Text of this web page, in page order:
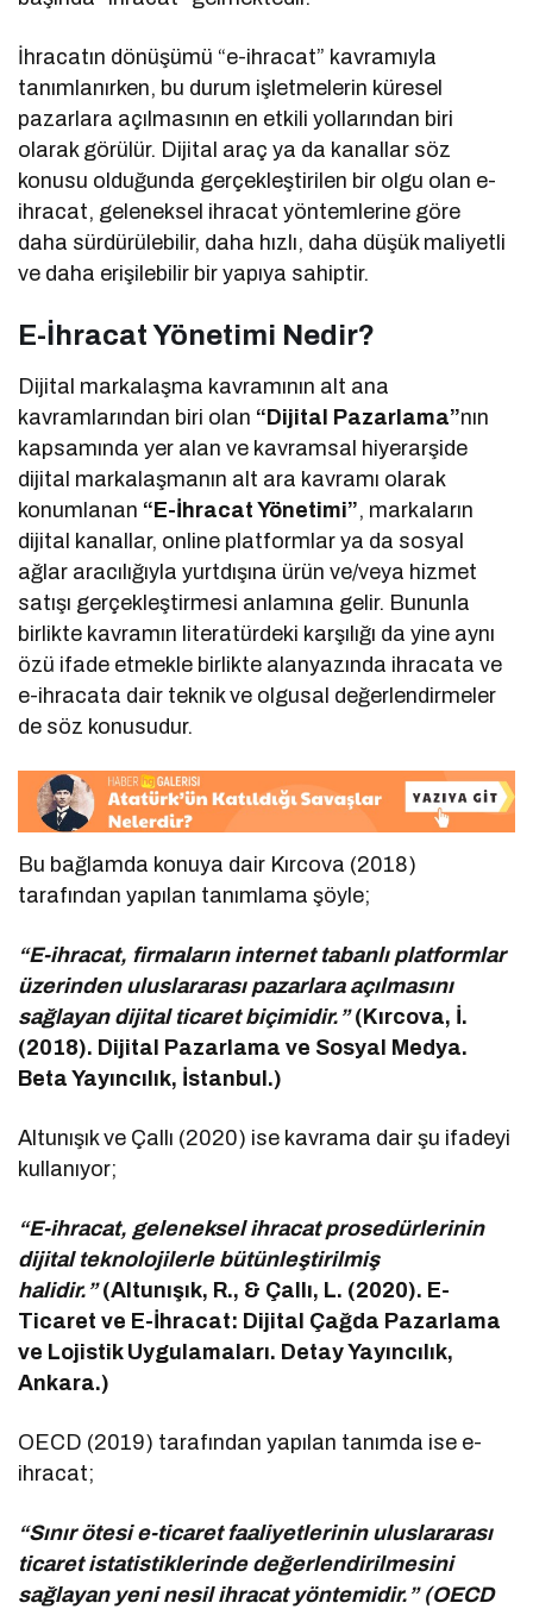
İhracatın dönüşümü “e-ihracat” kavramıyla
tanımlanırken, bu durum işletmelerin küresel
pazarlara açılmasının en etkili yollarından biri
olarak görülür. Dijital araç ya da kanallar söz
konusu olduğunda gerçekleştirilen bir olgu olan e-
ihracat, geleneksel ihracat yöntemlerine göre
daha sürdürülebilir, daha hızlı, daha düşük maliyetli
ve daha erişilebilir bir yapıya sahiptir.
E-İhracat Yönetimi Nedir?
Dijital markalaşma kavramının alt ana
kavramlarından biri olan “Dijital Pazarlama”nın
kapsamında yer alan ve kavramsal hiyerarşide
dijital markalaşmanın alt ara kavramı olarak
konumlanan “E-İhracat Yönetimi”, markaların
dijital kanallar, online platformlar ya da sosyal
ağlar aracılığıyla yurtdışına ürün ve/veya hizmet
satışı gerçekleştirmesi anlamına gelir. Bununla
birlikte kavramın literatürdeki karşılığı da yine aynı
özü ifade etmekle birlikte alanyazında ihracata ve
e-ihracata dair teknik ve olgusal değerlendirmeler
de söz konusudur.
Bu bağlamda konuya dair Kırcova (2018)
tarafından yapılan tanımlama şöyle;
“E-ihracat, firmaların internet tabanlı platformlar
üzerinden uluslararası pazarlara açılmasını
sağlayan dijital ticaret biçimidir.”(Kırcova, İ.
(2018). Dijital Pazarlama ve Sosyal Medya.
Beta Yayıncılık, İstanbul.)
Altunışık ve Çallı (2020) ise kavrama dair şu ifadeyi
kullanıyor;
“E-ihracat, geleneksel ihracat prosedürlerinin
dijital teknolojilerle bütünleştirilmiş
halidir.”(Altunışık, R., & Çallı, L. (2020). E-
Ticaret ve E-İhracat: Dijital Çağda Pazarlama
ve Lojistik Uygulamaları. Detay Yayıncılık,
Ankara.)
OECD (2019) tarafından yapılan tanımda ise e-
ihracat;
“Sınır ötesi e-ticaret faaliyetlerinin uluslararası
ticaret istatistiklerinde değerlendirilmesini
sağlayan yeni nesil ihracat yöntemidir.” (OECD